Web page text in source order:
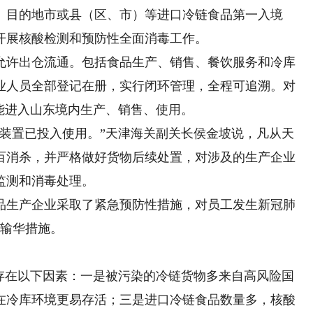
的地市或县（区、市）等进口冷链食品第一入境
核酸检测和预防性全面消毒工作。
仓流通。包括食品生产、销售、餐饮服务和冷库
员全部登记在册，实行闭环管理，全程可追溯。对
入山东境内生产、销售、使用。
已投入使用。”天津海关副关长侯金坡说，凡从天
杀，并严格做好货物后续处置，对涉及的生产企业
和消毒处理。
企业采取了紧急预防性措施，对员工发生新冠肺
华措施。
下因素：一是被污染的冷链货物多来自高风险国
库环境更易存活；三是进口冷链食品数量多，核酸